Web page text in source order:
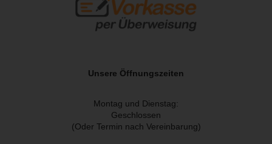
Unsere Öffnungszeiten
Montag und Dienstag:
Geschlossen
(Oder Termin nach Vereinbarung)